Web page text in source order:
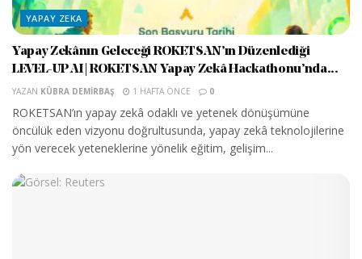
YAPAY ZEKA
Yapay Zekânın Geleceği ROKETSAN’ın Düzenlediği
LEVEL-UP AI | ROKETSAN Yapay Zekâ Hackathonu’nda...
YAZAN KÜBRA DEMIRBAŞ 1 HAFTA ÖNCE 0
ROKETSAN’ın yapay zekâ odaklı ve yetenek dönüşümüne
öncülük eden vizyonu doğrultusunda, yapay zekâ teknolojilerine
yön verecek yeteneklerine yönelik eğitim, gelişim...